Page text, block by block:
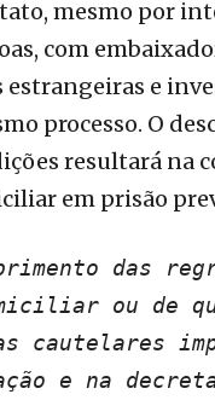
mesmo por
com
estrangeiras e
processo. O
resultará na
em prisão
das
ou de
cautelares
e na